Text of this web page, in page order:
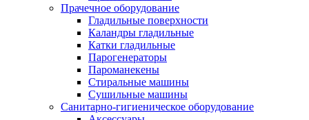
Прачечное оборудование
Гладильные поверхности
Каландры гладильные
Катки гладильные
Парогенераторы
Пароманекены
Стиральные машины
Сушильные машины
Санитарно-гигиеническое оборудование